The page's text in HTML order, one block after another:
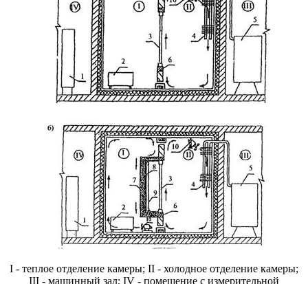
I - теплое отделение камеры; II - холодное отделение камеры;
III - машинный зал; IV - помещение с измерительной